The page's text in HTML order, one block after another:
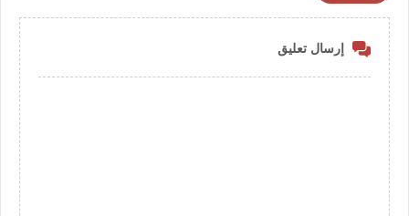
إرسال تعليق